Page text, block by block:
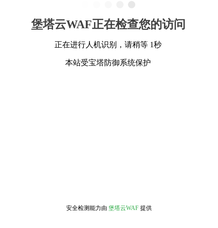
堡塔云WAF正在检查您的访问
正在进行人机识别，请稍等 1秒
本站受宝塔防御系统保护
安全检测能力由 堡塔云WAF 提供